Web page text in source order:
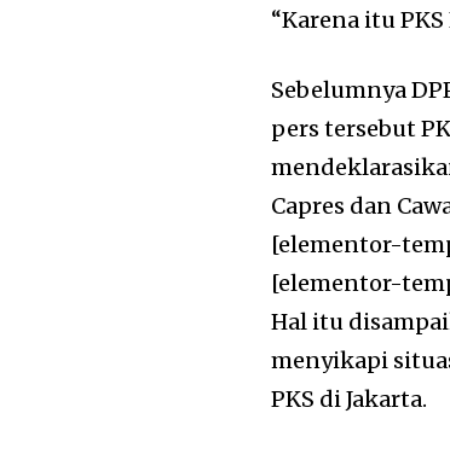
“Karena itu
Sebelumnya
pers tersebut
Capres dan
[elementor-
[elementor-
Hal itu
menyikapi
PKS di Jakarta.